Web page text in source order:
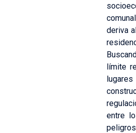
deriva
límite
entre